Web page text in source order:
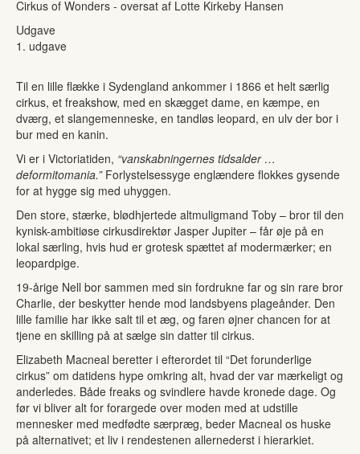
Cirkus of Wonders - oversat af Lotte Kirkeby Hansen
Udgave
1. udgave
Til en lille flække i Sydengland ankommer i 1866 et helt særlig
cirkus, et freakshow, med en skægget dame, en kæmpe, en
dværg, et slangemenneske, en tandløs leopard, en ulv der bor i
bur med en kanin.
Vi er i Victoriatiden, “vanskabningernes tidsalder …
deformitomania.”Forlystelsessyge englændere flokkes gysende
for at hygge sig med uhyggen.
Den store, stærke, blødhjertede altmuligmand Toby – bror til den
kynisk-ambitiøse cirkusdirektør Jasper Jupiter – får øje på en
lokal særling, hvis hud er grotesk spættet af modermærker; en
leopardpige.
19-årige Nell bor sammen med sin fordrukne far og sin rare bror
Charlie, der beskytter hende mod landsbyens plageånder. Den
lille familie har ikke salt til et æg, og faren øjner chancen for at
tjene en skilling på at sælge sin datter til cirkus.
Elizabeth Macneal beretter i efterordet til “Det forunderlige
cirkus” om datidens hype omkring alt, hvad der var mærkeligt og
anderledes. Både freaks og svindlere havde kronede dage. Og
før vi bliver alt for forargede over moden med at udstille
mennesker med medfødte særpræg, beder Macneal os huske
på alternativet; et liv i rendestenen allernederst i hierarkiet.